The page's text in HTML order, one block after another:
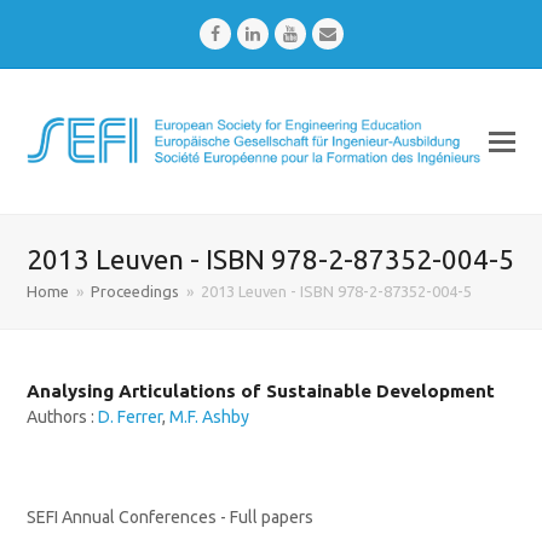
FacebookLinkedInYoutubeEmail
2013 Leuven - ISBN 978-2-87352-004-5
Home » Proceedings » 2013 Leuven - ISBN 978-2-87352-004-5
Analysing Articulations of Sustainable Development
Authors :D. Ferrer,M.F. Ashby
SEFI Annual Conferences - Full papers